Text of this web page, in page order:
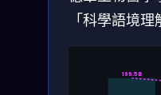
「科學語境理
169.5B